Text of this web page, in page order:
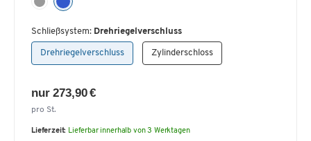
Schließsystem: Drehriegelverschluss
Drehriegelverschluss Zylinderschloss
nur 273,90 €
pro St.
Lieferzeit: Lieferbar innerhalb von 3 Werktagen